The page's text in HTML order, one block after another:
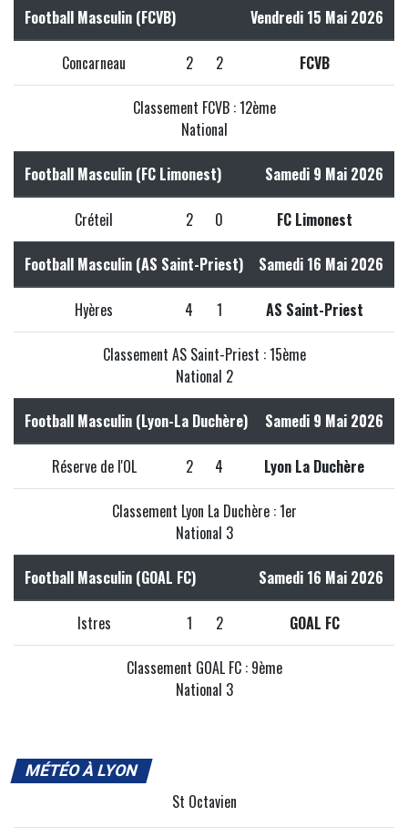
Football Masculin (FCVB) Vendredi 15 Mai 2026
Concarneau 2 2 FCVB
Classement FCVB : 12ème
National
Football Masculin (FC Limonest) Samedi 9 Mai 2026
Créteil 2 0 FC Limonest
Football Masculin (AS Saint-Priest) Samedi 16 Mai 2026
Hyères 4 1 AS Saint-Priest
Classement AS Saint-Priest : 15ème
National 2
Football Masculin (Lyon-La Duchère) Samedi 9 Mai 2026
Réserve de l'OL 2 4 Lyon La Duchère
Classement Lyon La Duchère : 1er
National 3
Football Masculin (GOAL FC) Samedi 16 Mai 2026
Istres 1 2 GOAL FC
Classement GOAL FC : 9ème
National 3
MÉTÉO À LYON
St Octavien